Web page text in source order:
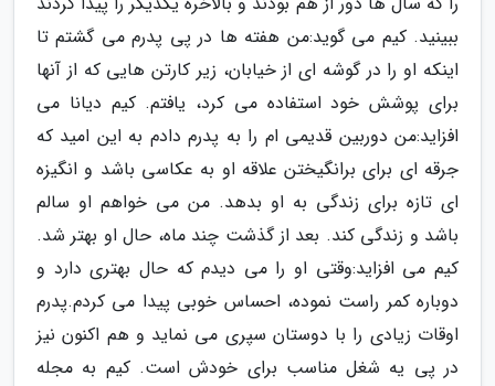
ببینید. کیم می گوید:من هفته ها در پی پدرم می گشتم تا
اینکه او را در گوشه ای از خیابان، زیر کارتن هایی که از آنها
برای پوشش خود استفاده می کرد، یافتم. کیم دیانا می
افزاید:من دوربین قدیمی ام را به پدرم دادم به این امید که
جرقه ای برای برانگیختن علاقه او به عکاسی باشد و انگیزه
ای تازه برای زندگی به او بدهد. من می خواهم او سالم
باشد و زندگی کند. بعد از گذشت چند ماه، حال او بهتر شد.
کیم می افزاید:وقتی او را می دیدم که حال بهتری دارد و
دوباره کمر راست نموده، احساس خوبی پیدا می کردم.پدرم
اوقات زیادی را با دوستان سپری می نماید و هم اکنون نیز
در پی یه شغل مناسب برای خودش است. کیم به مجله